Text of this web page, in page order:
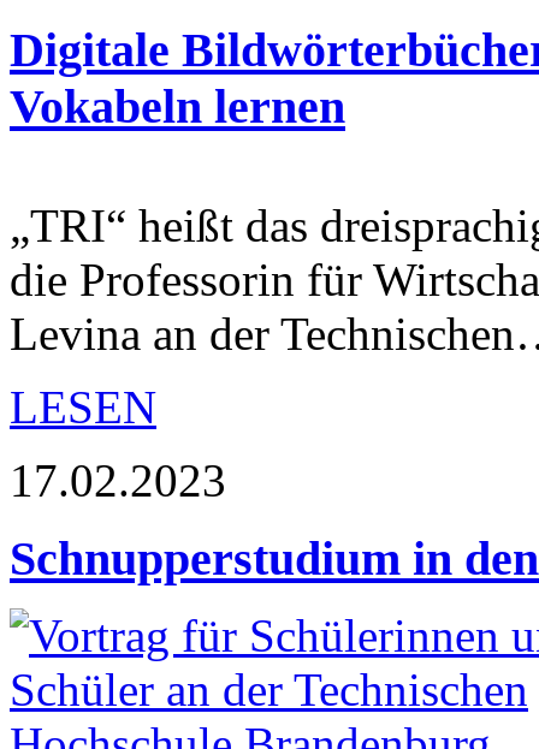
Digitale
Vokabeln lernen
„TRI“ heißt das
die Professorin für
Levina an der
LESEN
17.02.2023
Schnupperstudium in